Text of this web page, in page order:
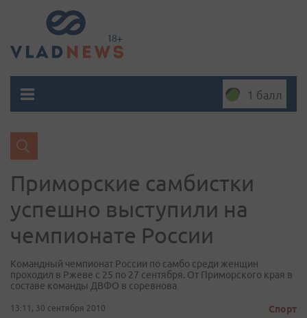
1 балл
Приморские самбистки
успешно выступили на
чемпионате России
Командный чемпионат России по самбо среди женщин
проходил в Ржеве с 25 по 27 сентября. От Приморского края в
составе команды ДВФО в соревнова
13:11, 30 сентября 2010 Спорт